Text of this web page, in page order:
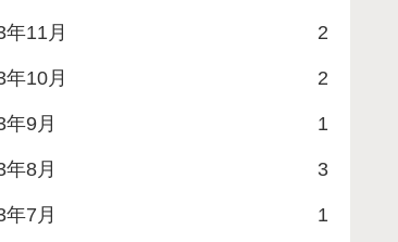
年11月 2
年10月 2
年9月 1
年8月 3
年7月 1